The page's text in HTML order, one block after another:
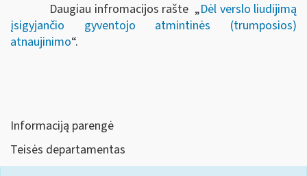
Daugiau infromacijos rašte „Dėl verslo liudijimą
įsigyjančio gyventojo atmintinės (trumposios)
atnaujinimo“.
Informaciją parengė
Teisės departamentas